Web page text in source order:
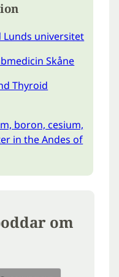
Lunds universitet
Skåne
Thyroid
boron, cesium,
in the Andes of
om